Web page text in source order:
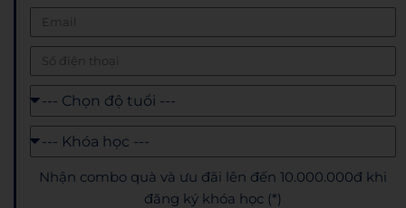
Nhận combo quà và ưu đãi lên đến 10.000.000đ khi
đăng ký khóa học (*)